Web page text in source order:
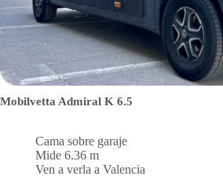
Mobilvetta Admiral K 6.5
Cama sobre garaje
Mide 6.36 m
Ven a verla a Valencia